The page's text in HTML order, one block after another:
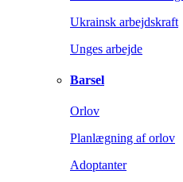
Ukrainsk arbejdskraft
Unges arbejde
Barsel
Orlov
Planlægning af orlov
Adoptanter